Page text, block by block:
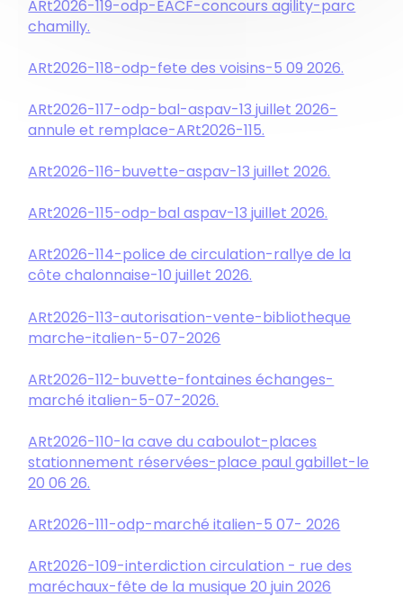
ARt2026-119-odp-EACF-concours agility-parc
chamilly.
ARt2026-118-odp-fete des voisins-5 09 2026.
ARt2026-117-odp-bal-aspav-13 juillet 2026-
annule et remplace-ARt2026-115.
ARt2026-116-buvette-aspav-13 juillet 2026.
ARt2026-115-odp-bal aspav-13 juillet 2026.
ARt2026-114-police de circulation-rallye de la
côte chalonnaise-10 juillet 2026.
ARt2026-113-autorisation-vente-bibliotheque
marche-italien-5-07-2026
ARt2026-112-buvette-fontaines échanges-
marché italien-5-07-2026.
ARt2026-110-la cave du caboulot-places
stationnement réservées-place paul gabillet-le
20 06 26.
ARt2026-111-odp-marché italien-5 07- 2026
ARt2026-109-interdiction circulation - rue des
maréchaux-fête de la musique 20 juin 2026